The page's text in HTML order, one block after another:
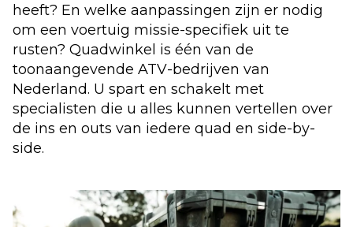
heeft? En welke aanpassingen zijn er nodig
om een voertuig missie-specifiek uit te
rusten? Quadwinkel is één van de
toonaangevende ATV-bedrijven van
Nederland. U spart en schakelt met
specialisten die u alles kunnen vertellen over
de ins en outs van iedere quad en side-by-
side.